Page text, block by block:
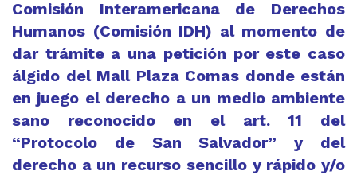
Comisión Interamericana de Derechos
Humanos (Comisión IDH) al momento de
dar trámite a una petición por este caso
álgido del Mall Plaza Comas donde están
en juego el derecho a un medio ambiente
sano reconocido en el art. 11 del
“Protocolo de San Salvador” y del
derecho a un recurso sencillo y rápido y/o